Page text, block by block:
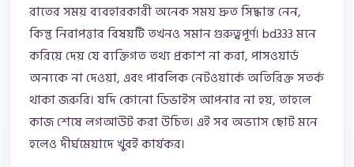
রাতের সময় ব্যবহারকারী অনেক সময় দ্রুত সিদ্ধান্ত নেন,
কিন্তু নিরাপত্তার বিষয়টি তখনও সমান গুরুত্বপূর্ণ। bd333 মনে
করিয়ে দেয় যে ব্যক্তিগত তথ্য প্রকাশ না করা, পাসওয়ার্ড
অন্যকে না দেওয়া, এবং পাবলিক নেটওয়ার্কে অতিরিক্ত সতর্ক
থাকা জরুরি। যদি কোনো ডিভাইস আপনার না হয়, তাহলে
কাজ শেষে লগআউট করা উচিত। এই সব অভ্যাস ছোট মনে
হলেও দীর্ঘমেয়াদে খুবই কার্যকর।